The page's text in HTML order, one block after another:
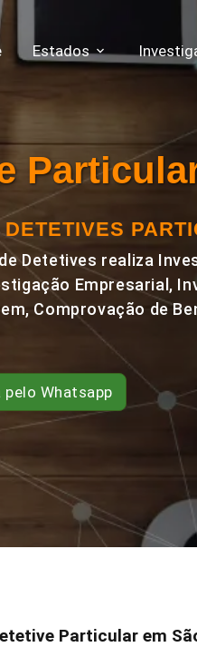
Estados
DETETIVES
Detetives realiza
Empresarial,
Comprovação de
pelo Whatsapp
Particular em